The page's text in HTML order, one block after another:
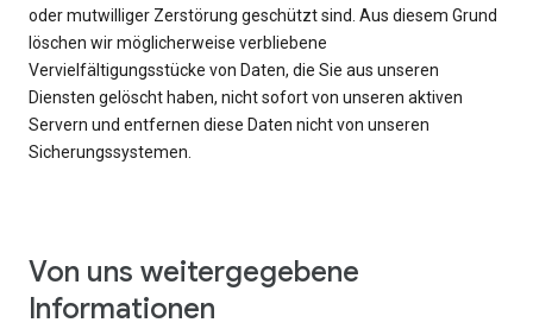
oder mutwilliger Zerstörung geschützt sind. Aus diesem Grund
löschen wir möglicherweise verbliebene
Vervielfältigungsstücke von Daten, die Sie aus unseren
Diensten gelöscht haben, nicht sofort von unseren aktiven
Servern und entfernen diese Daten nicht von unseren
Sicherungssystemen.
Von uns weitergegebene
Informationen